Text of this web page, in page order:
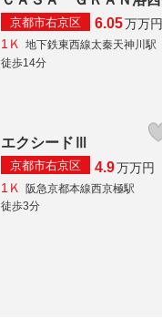
京都市右京区 6.05万万円
1Ｋ 地下鉄東西線太秦天神川駅
徒歩14分
エクシードⅢ
京都市右京区 4.9万万円
1Ｋ
阪急京都本線西京極駅
徒歩3分